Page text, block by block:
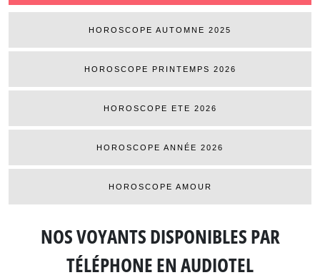
HOROSCOPE AUTOMNE 2025
HOROSCOPE PRINTEMPS 2026
HOROSCOPE ETE 2026
HOROSCOPE ANNÉE 2026
HOROSCOPE AMOUR
NOS VOYANTS DISPONIBLESPAR
TÉLÉPHONE EN AUDIOTEL